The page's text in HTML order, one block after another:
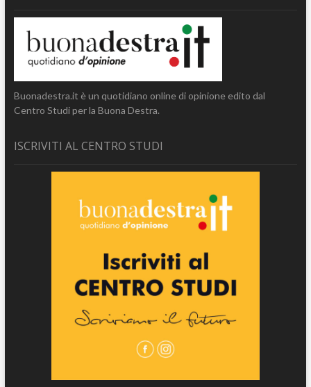
Buonadestra.it è un quotidiano online di opinione edito dal
Centro Studi per la Buona Destra.
ISCRIVITI AL CENTRO STUDI